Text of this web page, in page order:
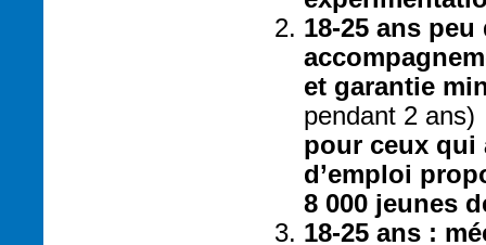
18-25 ans
et garantie
pendant 2 ans)
pour ceux qui
d’emploi
8 000 jeunes
18-25 ans :